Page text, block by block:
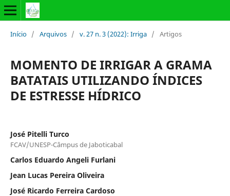
Início / Arquivos / v. 27 n. 3 (2022): Irriga / Artigos
MOMENTO DE IRRIGAR A GRAMA
BATATAIS UTILIZANDO ÍNDICES
DE ESTRESSE HÍDRICO
José Pitelli Turco
FCAV/UNESP-Câmpus de Jaboticabal
Carlos Eduardo Angeli Furlani
Jean Lucas Pereira Oliveira
José Ricardo Ferreira Cardoso